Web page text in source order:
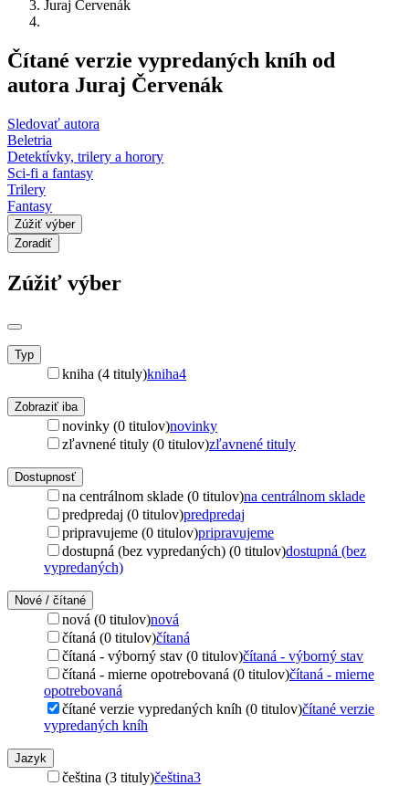
Juraj Červenák
Čítané verzie vypredaných kníh od
autora Juraj Červenák
Sledovať autora
Beletria
Detektívky, trilery a horory
Sci-fi a fantasy
Trilery
Fantasy
Zúžiť výber
Zoradiť
Zúžiť výber
Typ
kniha (4 tituly)kniha4
Zobraziť iba
novinky (0 titulov)novinky
zľavnené tituly (0 titulov)zľavnené tituly
Dostupnosť
na centrálnom sklade (0 titulov)na centrálnom sklade
predpredaj (0 titulov)predpredaj
pripravujeme (0 titulov)pripravujeme
dostupná (bez vypredaných) (0 titulov)dostupná (bez
vypredaných)
Nové / čítané
nová (0 titulov)nová
čítaná (0 titulov)čítaná
čítaná - výborný stav (0 titulov)čítaná - výborný stav
čítaná - mierne opotrebovaná (0 titulov)čítaná - mierne
opotrebovaná
čítané verzie vypredaných kníh (0 titulov)čítané verzie
vypredaných kníh
Jazyk
čeština (3 tituly)čeština3